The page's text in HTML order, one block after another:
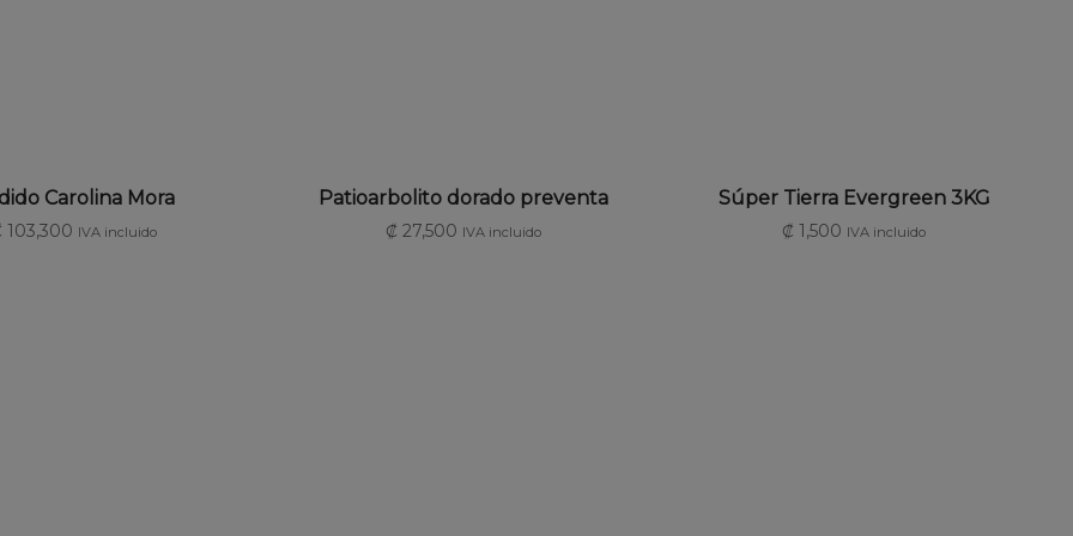
AÑADIR AL CARRITO
Carolina Mora
103,300 IVA incluido
AÑADIR AL CARRITO
Patioarbolito dorado preventa
₡ 27,500 IVA incluido
AÑADIR AL CARRITO
Súper Tierra Evergreen 3KG
₡ 1,500 IVA incluido